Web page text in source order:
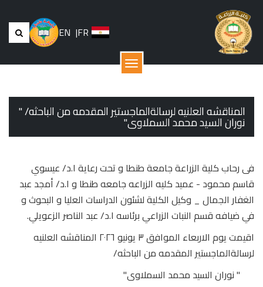
EN |FR
القائمة
المناقشه العلنيه لرسالةالماجستير المقدمه من الباحثه/ "
نوران السيد محمد السملاوى"
فى رحاب كلية الزراعة جامعة طنطا و تحت رعاية ا.د/ عيسوي
قاسم محمود - عميد كليه الزراعه جامعه طنطا و ا.د/ أمجد عبد
الغفار الجمال _ وكيل الكلية لشئون الدراسات العليا و البحوث و
في ضيافه قسم النبات الزراعي برئاسه ا.د/ عبد الناصر الزعويلي.
اقيمت يوم الاربعاء الموافق ٣ يونيو ٢٠٢٦ المناقشه العلنيه
لرسالةالماجستير المقدمه من الباحثه/
" نوران السيد محمد السملاوى"